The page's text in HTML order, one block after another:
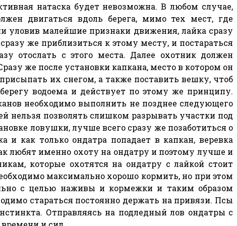
натаска будет невозможна. В любом случае,
двигаться вдоль берега, мимо тех мест, где
уловив малейшие признаки движения, лайка сразу
же приблизиться к этому месту, и постараться
отослать с этого места. Далее охотник должен
же после установки капкана, место в котором он
их снегом, а также поставить вешку, чтоб
водоема и действует по этому же принципу.
необходимо выполнить не позднее следующего
нельзя позволять слишком разрывать участки под
ловушки, лучше всего сразу же позаботиться о
как только ондатра попадает в капкан, веревка
любят именно охоту на ондатру и поэтому лучше и
которые охотятся на ондатру с лайкой стоит
максимально хорошо кормить, но при этом
с целью наживы и кормежки и таким образом
стараться постоянно держать на привязи. Псы
Отправляясь на подледный лов ондатры с